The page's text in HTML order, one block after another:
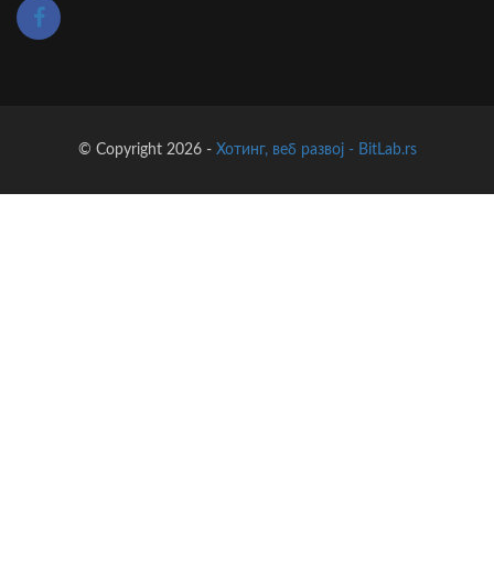
© Copyright 2026 - Хотинг, веб развој - BitLab.rs